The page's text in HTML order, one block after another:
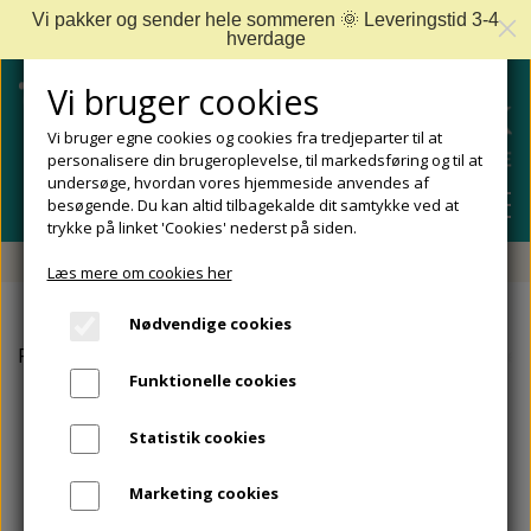
SHOP
FODCREMER
NEGLESVAMP
REDSKABER TIL FODPLEJE OG NEGLEPLEJE
FODFILE OG FODHØVLE
SÅLER, FODINDLÆG OG AFLASTNINGER
FODPROBLEMER
APOFYSITIS CALCANEI/SEVERS SYNDROM
REJSESTØRRELSER
MÆRKER
Fri fragt fra 499 DKK - Levering 1-2 hverdage
Forside
Vi bruger cookies
Vi bruger egne cookies og cookies fra tredjeparter til at
personalisere din brugeroplevelse, til markedsføring og til at
undersøge, hvordan vores hjemmeside anvendes af
besøgende. Du kan altid tilbagekalde dit samtykke ved at
trykke på linket 'Cookies' nederst på siden.
Læs mere om cookies her
Nødvendige cookies
Funktionelle cookies
Statistik cookies
Marketing cookies
Vi pakker og sender hele sommeren 🌞 Leveringstid 3-4
hverdage